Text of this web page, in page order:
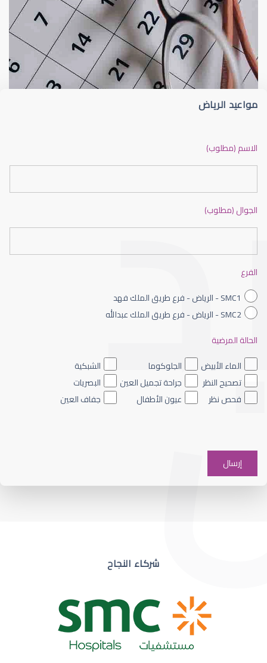
قلوبال لرعاية العين ضعف نظر
ضعف نظر الاطفال
ضعف نظر العين اليسرى
ضعف نظر مفاجئ
مواعيد الرياض
الاسم (مطلوب)
الجوال (مطلوب)
الفرع
SMC1 - الرياض - فرع طريق الملك فهد
SMC2 - الرياض - فرع طريق الملك عبدالله
الحالة المرضية
الماء الأبيض
الجلوكوما
الشبكية
تصحيح النظر
جراحة تجميل العين
البصريات
فحص نظر
عيون الأطفال جفاف العين
شركاء النجاح